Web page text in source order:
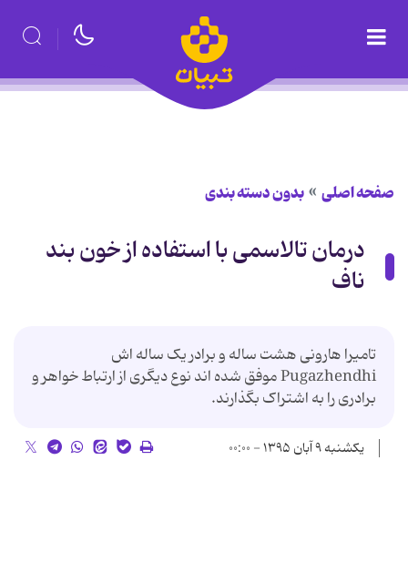
صفحه اصلی بدون دسته بندی
درمان تالاسمی با استفاده از خون بند
ناف
تامیرا هارونی هشت ساله و برادر یک ساله اش
Pugazhendhi موفق شده اند نوع دیگری از ارتباط خواهر و
برادری را به اشتراک بگذارند.
یکشنبه ۹ آبان ۱۳۹۵ - ۰۰:۰۰